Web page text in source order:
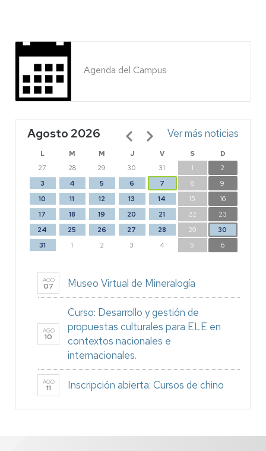
Agenda del Campus
Agosto 2026
L M M J V S
D
27
28 29 30 31 1
2
3
4 5 6 7 8
9
10
11 12 13 14 15
16
17
18 19 20 21 22
23
24
25 26 27 28 29
30
31
1 2 3 4 5 6
Paginación Ver más noticias
AGO
07 Museo Virtual de Mineralogía
AGO
10
Curso: Desarrollo y gestión de
propuestas culturales para ELE en
contextos nacionales e
internacionales.
AGO
11 Inscripción abierta: Cursos de chino